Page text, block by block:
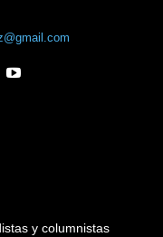
y columnistas